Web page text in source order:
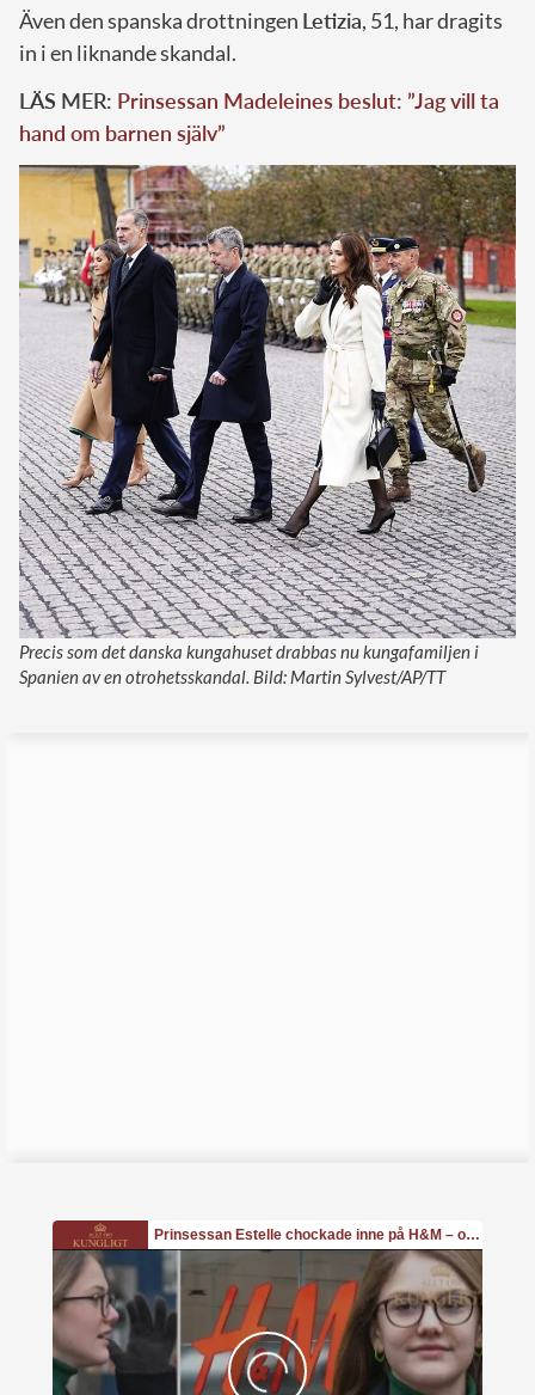
Även den spanska drottningen Letizia, 51, har dragits
in i en liknande skandal.
LÄS MER: Prinsessan Madeleines beslut: ”Jag vill ta
hand om barnen själv”
Precis som det danska kungahuset drabbas nu kungafamiljen i
Spanien av en otrohetsskandal. Bild: Martin Sylvest/AP/TT